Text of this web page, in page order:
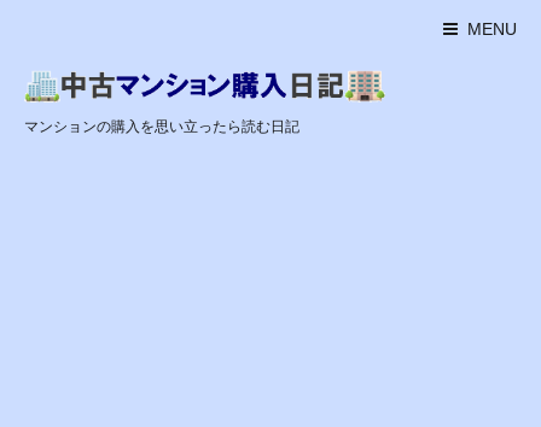
MENU
マンションの購入を思い立ったら読む日記